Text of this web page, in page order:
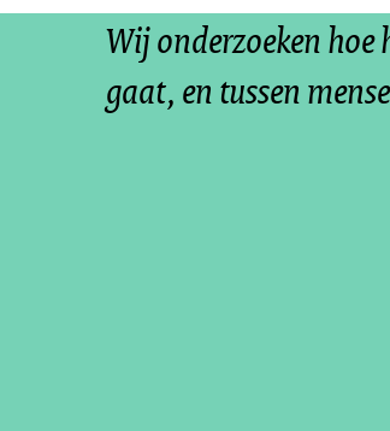
Wij onderzoeken hoe
gaat, en tussen